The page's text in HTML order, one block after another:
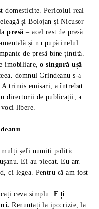
Pericolul real
și Bolojan și Nicusor
presă – acel rest de presă
și nu pupă inelul.
de presă bine țintită.
imobiliare, o singură ușă
domnul Grindeanu s-a
A trimis emisari, a întrebat
directorii de publicații, a
voci libere.
șefi numiți politic:
Ei au plecat. Eu am
ci legea. Pentru că am fost
ceva simplu: Fiți
Renunțați la ipocrizie, la